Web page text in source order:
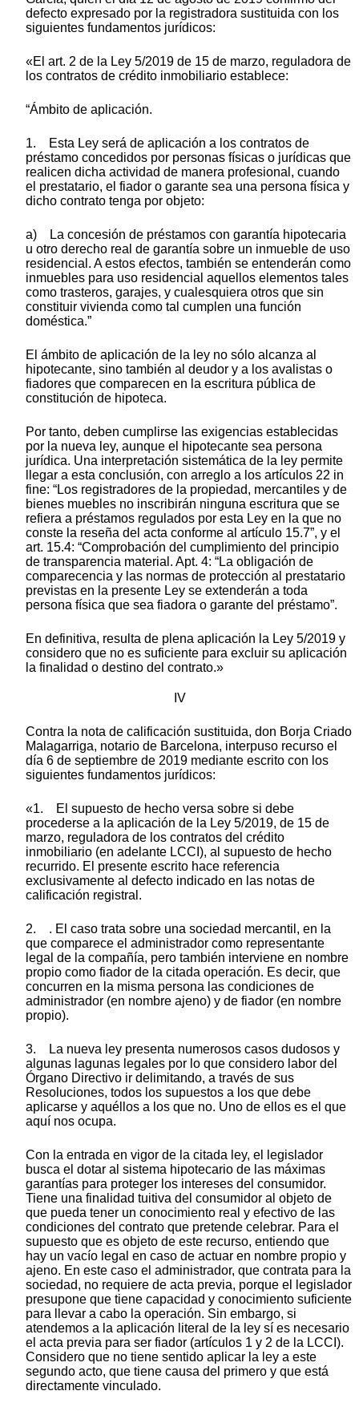
defecto expresado por la registradora sustituida con los
siguientes fundamentos jurídicos:
«El art. 2 de la Ley 5/2019 de 15 de marzo, reguladora de
los contratos de crédito inmobiliario establece:
“Ámbito de aplicación.
1. Esta Ley será de aplicación a los contratos de
préstamo concedidos por personas físicas o jurídicas que
realicen dicha actividad de manera profesional, cuando
el prestatario, el fiador o garante sea una persona física y
dicho contrato tenga por objeto:
a) La concesión de préstamos con garantía hipotecaria
u otro derecho real de garantía sobre un inmueble de uso
residencial. A estos efectos, también se entenderán como
inmuebles para uso residencial aquellos elementos tales
como trasteros, garajes, y cualesquiera otros que sin
constituir vivienda como tal cumplen una función
doméstica.”
El ámbito de aplicación de la ley no sólo alcanza al
hipotecante, sino también al deudor y a los avalistas o
fiadores que comparecen en la escritura pública de
constitución de hipoteca.
Por tanto, deben cumplirse las exigencias establecidas
por la nueva ley, aunque el hipotecante sea persona
jurídica. Una interpretación sistemática de la ley permite
llegar a esta conclusión, con arreglo a los artículos 22 in
fine: “Los registradores de la propiedad, mercantiles y de
bienes muebles no inscribirán ninguna escritura que se
refiera a préstamos regulados por esta Ley en la que no
conste la reseña del acta conforme al artículo 15.7”, y el
art. 15.4: “Comprobación del cumplimiento del principio
de transparencia material. Apt. 4: “La obligación de
comparecencia y las normas de protección al prestatario
previstas en la presente Ley se extenderán a toda
persona física que sea fiadora o garante del préstamo”.
En definitiva, resulta de plena aplicación la Ley 5/2019 y
considero que no es suficiente para excluir su aplicación
la finalidad o destino del contrato.»
IV
Contra la nota de calificación sustituida, don Borja Criado
Malagarriga, notario de Barcelona, interpuso recurso el
día 6 de septiembre de 2019 mediante escrito con los
siguientes fundamentos jurídicos:
«1. El supuesto de hecho versa sobre si debe
procederse a la aplicación de la Ley 5/2019, de 15 de
marzo, reguladora de los contratos del crédito
inmobiliario (en adelante LCCI), al supuesto de hecho
recurrido. El presente escrito hace referencia
exclusivamente al defecto indicado en las notas de
calificación registral.
2. . El caso trata sobre una sociedad mercantil, en la
que comparece el administrador como representante
legal de la compañía, pero también interviene en nombre
propio como fiador de la citada operación. Es decir, que
concurren en la misma persona las condiciones de
administrador (en nombre ajeno) y de fiador (en nombre
propio).
3. La nueva ley presenta numerosos casos dudosos y
algunas lagunas legales por lo que considero labor del
Órgano Directivo ir delimitando, a través de sus
Resoluciones, todos los supuestos a los que debe
aplicarse y aquéllos a los que no. Uno de ellos es el que
aquí nos ocupa.
Con la entrada en vigor de la citada ley, el legislador
busca el dotar al sistema hipotecario de las máximas
garantías para proteger los intereses del consumidor.
Tiene una finalidad tuitiva del consumidor al objeto de
que pueda tener un conocimiento real y efectivo de las
condiciones del contrato que pretende celebrar. Para el
supuesto que es objeto de este recurso, entiendo que
hay un vacío legal en caso de actuar en nombre propio y
ajeno. En este caso el administrador, que contrata para la
sociedad, no requiere de acta previa, porque el legislador
presupone que tiene capacidad y conocimiento suficiente
para llevar a cabo la operación. Sin embargo, si
atendemos a la aplicación literal de la ley sí es necesario
el acta previa para ser fiador (artículos 1 y 2 de la LCCI).
Considero que no tiene sentido aplicar la ley a este
segundo acto, que tiene causa del primero y que está
directamente vinculado.